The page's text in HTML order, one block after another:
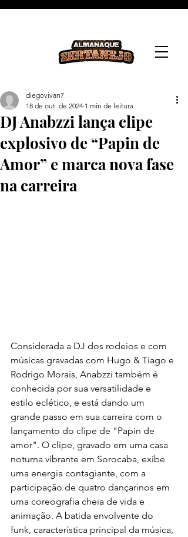
DJ Anabzzi lança clipe
explosivo de “Papin de
Amor” e marca nova fase
na carreira
diegovivan7
18 de out. de 2024 1 min de leitura
Considerada a DJ dos rodeios e com
músicas gravadas com Hugo & Tiago e
Rodrigo Morais, Anabzzi também é
conhecida por sua versatilidade e
estilo eclético, e está dando um
grande passo em sua carreira com o
lançamento do clipe de "Papin de
amor". O clipe, gravado em uma casa
noturna vibrante em Sorocaba, exibe
uma energia contagiante, com a
participação de quatro dançarinos em
uma coreografia cheia de vida e
animação. A batida envolvente do
funk, característica principal da música,